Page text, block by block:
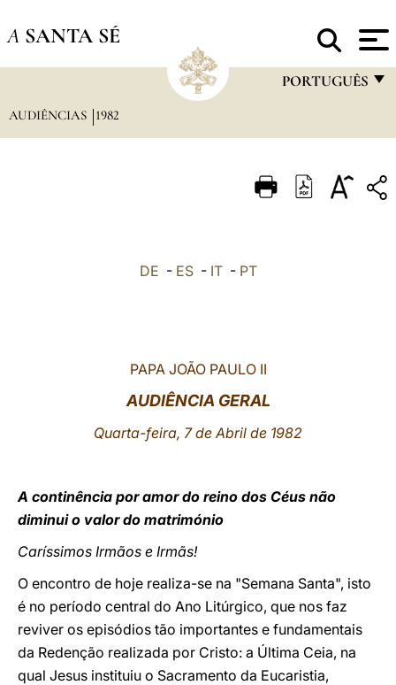
A SANTA SÉ
PORTUGUÊS
ITALIANO
LATINE
AUDIÊNCIAS 1982
DE - ES- IT- PT
PAPA JOÃO PAULO II
AUDIÊNCIA GERAL
Quarta-feira, 7 de Abril de 1982
A continência por amor do reino dos Céus não
diminui o valor do matrimónio
Caríssimos Irmãos e Irmãs!
O encontro de hoje realiza-se na "Semana Santa", isto
é no período central do Ano Litúrgico, que nos faz
reviver os episódios tão importantes e fundamentais
da Redenção realizada por Cristo: a Última Ceia, na
qual Jesus instituiu o Sacramento da Eucaristia,